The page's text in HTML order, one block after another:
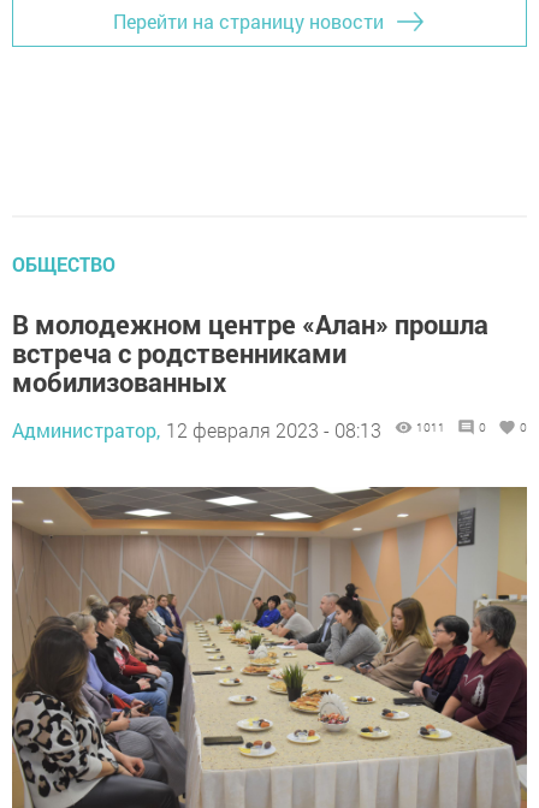
Перейти на страницу новости
ОБЩЕСТВО
В молодежном центре «Алан» прошла
встреча с родственниками
мобилизованных
Администратор, 12 февраля 2023 - 08:13 1011 0 0